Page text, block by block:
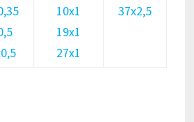
10х1
19х1
27х1
37х2,5